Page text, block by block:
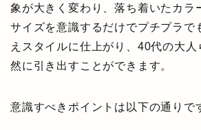
象が大きく変わり、落ち着いたカラ
サイズを意識するだけでプチプラで
えスタイルに仕上がり、40代の大人
然に引き出すことができます。
意識すべきポイントは以下の通りで